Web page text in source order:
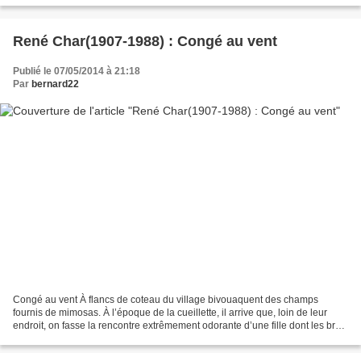
René Char(1907-1988) : Congé au vent
Publié le 07/05/2014 à 21:18
Par bernard22
Congé au vent À flancs de coteau du village bivouaquent des champs
fournis de mimosas. À l’époque de la cueillette, il arrive que, loin de leur
endroit, on fasse la rencontre extrêmement odorante d’une fille dont les bras